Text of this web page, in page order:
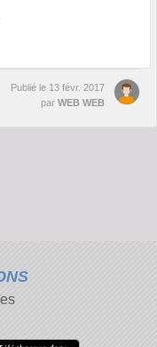
Publié le 13 févr. 2017
par WEB WEB